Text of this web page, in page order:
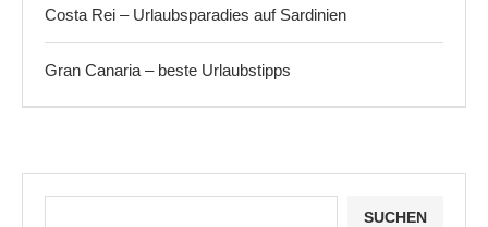
Costa Rei – Urlaubsparadies auf Sardinien
Gran Canaria – beste Urlaubstipps
SUCHEN